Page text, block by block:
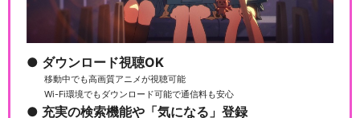
ダウンロード視聴OK
移動中でも高画質アニメが視聴可能
Wi-Fi環境でもダウンロード可能で通信料も安心
充実の検索機能や「気になる」登録